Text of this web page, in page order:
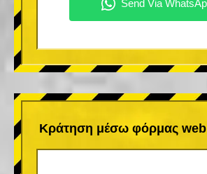
Κράτηση μέσω φόρμας web